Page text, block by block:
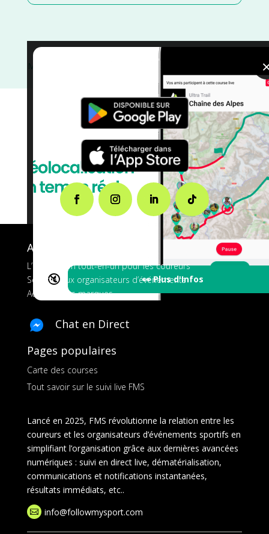
🔇 👀 Plus d'Infos
Mars
Course à Pied/Bretagne
A propos de FMS
L’application tout-en-un pour les coureurs
Services aux organisateurs d’événements
Ads pour les marques
Chat en Direct
Pages populaires
Carte des courses
Tout savoir sur le suivi live FMS
Lancé en 2025, FMS révolutionne la relation entre les
coureurs et les organisateurs d’événements sportifs en
simplifiant l’organisation grâce aux dernières avancées
numériques : suivi en direct live, dématérialisation,
communications et notifications instantanées,
résultats immédiats, etc..
 info@followmysport.com